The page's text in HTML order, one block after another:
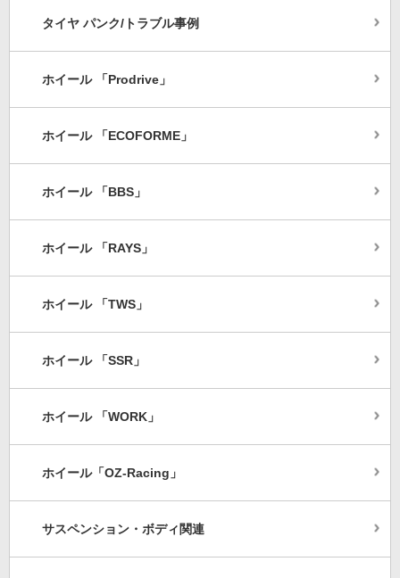
タイヤ パンク/トラブル事例
ホイール 「Prodrive」
ホイール 「ECOFORME」
ホイール 「BBS」
ホイール 「RAYS」
ホイール 「TWS」
ホイール 「SSR」
ホイール 「WORK」
ホイール「OZ-Racing」
サスペンション・ボディ関連